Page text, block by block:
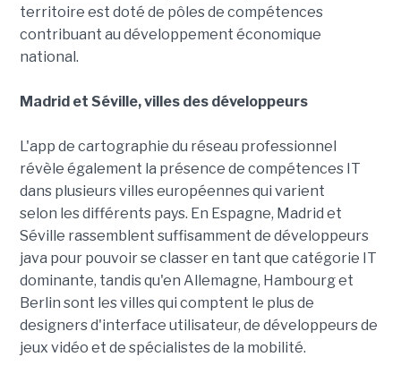
territoire est doté de pôles de compétences
contribuant au développement économique
national.
Madrid et Séville, villes des développeurs
L'app de cartographie du réseau professionnel
révèle également la présence de compétences IT
dans plusieurs villes européennes qui varient
selon les différents pays. En Espagne, Madrid et
Séville rassemblent suffisamment de développeurs
java pour pouvoir se classer en tant que catégorie IT
dominante, tandis qu'en Allemagne, Hambourg et
Berlin sont les villes qui comptent le plus de
designers d'interface utilisateur, de développeurs de
jeux vidéo et de spécialistes de la mobilité.